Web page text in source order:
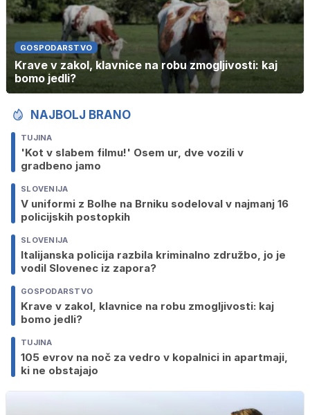
GOSPODARSTVO
Krave v zakol, klavnice na robu zmogljivosti: kaj
bomo jedli?
NAJBOLJ BRANO
TUJINA
'Kot v slabem filmu!' Osem ur, dve vozili v
gradbeno jamo
SLOVENIJA
V uniformi z Bolhe na Brniku sodeloval v najmanj 16
policijskih postopkih
SLOVENIJA
Italijanska policija razbila kriminalno združbo, jo je
vodil Slovenec iz zapora?
GOSPODARSTVO
Krave v zakol, klavnice na robu zmogljivosti: kaj
bomo jedli?
TUJINA
105 evrov na noč za vedro v kopalnici in apartmaji,
ki ne obstajajo